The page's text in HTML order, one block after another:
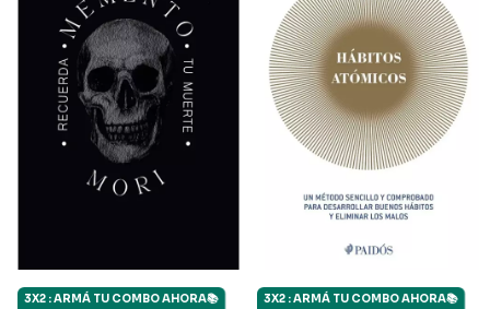
3X2 : ARMÁ TU COMBO AHORA📚 3X2 : ARMÁ TU COMBO AHORA📚